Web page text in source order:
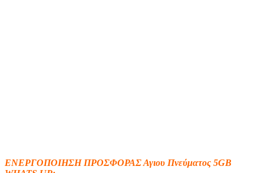
ΕΝΕΡΓΟΠΟΙΗΣΗ ΠΡΟΣΦΟΡΑΣ Αγιου Πνεύματος 5GB